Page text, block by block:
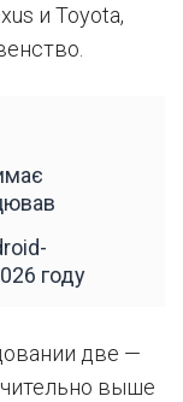
и Toyota,
году
две —
выше